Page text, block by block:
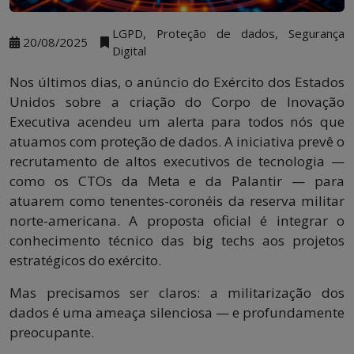
20/08/2025
LGPD, Proteção de dados, Segurança
Digital
Nos últimos dias, o anúncio do Exército dos Estados
Unidos sobre a criação do Corpo de Inovação
Executiva acendeu um alerta para todos nós que
atuamos com proteção de dados. A iniciativa prevê o
recrutamento de altos executivos de tecnologia —
como os CTOs da Meta e da Palantir — para
atuarem como tenentes-coronéis da reserva militar
norte-americana. A proposta oficial é integrar o
conhecimento técnico das big techs aos projetos
estratégicos do exército.
Mas precisamos ser claros: a militarização dos
dados é uma ameaça silenciosa — e profundamente
preocupante.